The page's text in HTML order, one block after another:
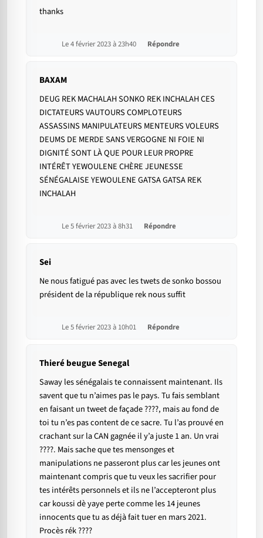
thanks
Le 4 février 2023 à 23h40 Répondre
BAXAM
DEUG REK MACHALAH SONKO REK INCHALAH CES
DICTATEURS VAUTOURS COMPLOTEURS
ASSASSINS MANIPULATEURS MENTEURS VOLEURS
DEUMS DE MERDE SANS VERGOGNE NI FOIE NI
DIGNITÉ SONT LÀ QUE POUR LEUR PROPRE
INTÉRÊT YEWOULENE CHÈRE JEUNESSE
SÉNÉGALAISE YEWOULENE GATSA GATSA REK
INCHALAH
Le 5 février 2023 à 8h31 Répondre
Sei
Ne nous fatigué pas avec les twets de sonko bossou
président de la république rek nous suffit
Le 5 février 2023 à 10h01 Répondre
Thieré beugue Senegal
Saway les sénégalais te connaissent maintenant. Ils
savent que tu n’aimes pas le pays. Tu fais semblant
en faisant un tweet de façade ????, mais au fond de
toi tu n’es pas content de ce sacre. Tu l’as prouvé en
crachant sur la CAN gagnée il y’a juste 1 an. Un vrai
????. Mais sache que tes mensonges et
manipulations ne passeront plus car les jeunes ont
maintenant compris que tu veux les sacrifier pour
tes intérêts personnels et ils ne l’accepteront plus
car koussi dè yaye perte comme les 14 jeunes
innocents que tu as déjà fait tuer en mars 2021.
Procès rék ????